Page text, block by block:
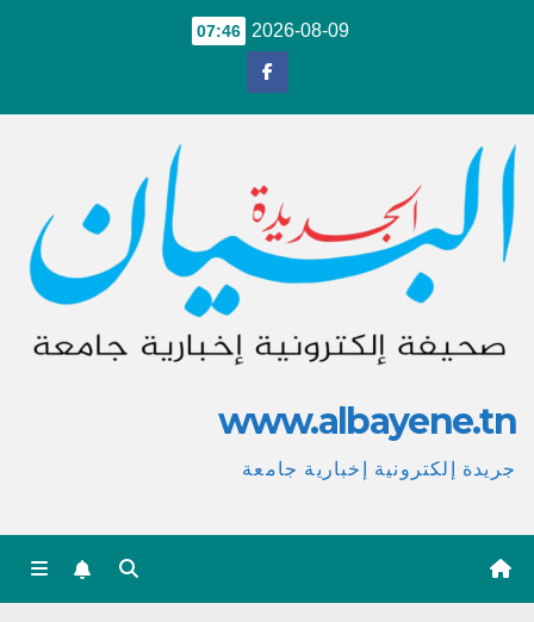
2026-08-09
07:46
www.albayene.tn
جريدة إلكترونية إخبارية جامعة